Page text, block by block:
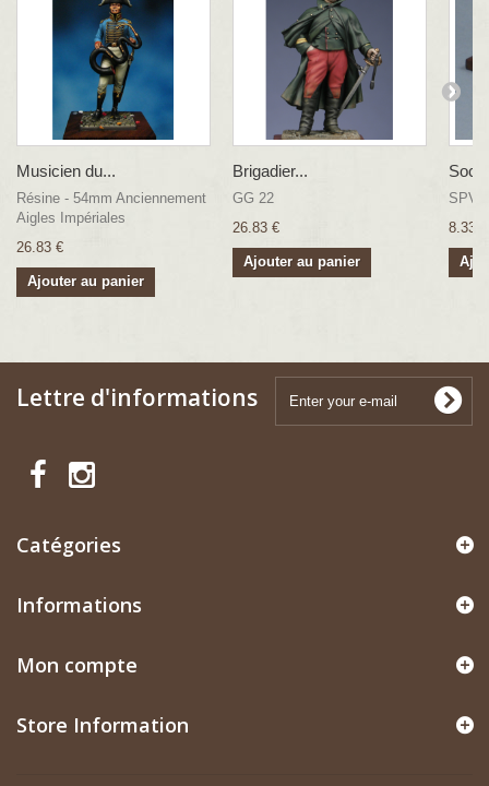
Musicien du...
Résine - 54mm Anciennement
Aigles Impériales
26.83 €
Ajouter au panier
Brigadier...
GG 22
26.83 €
Ajouter au panier
SPV
8.33 €
Lettre d'informations
Catégories
Informations
Mon compte
Store Information